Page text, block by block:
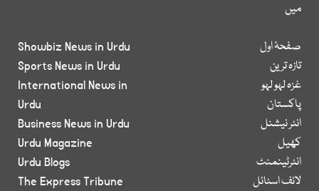
میں
صفحۂ اول
تازہ ترین
غزہ لہو لہو
پاکستان
انٹر نیشنل
کھیل
انٹرٹینمنٹ
لائف اسٹائل
Showbiz News in Urdu
Sports News in Urdu
International News in
Urdu
Business News in Urdu
Urdu Magazine
Urdu Blogs
The Express Tribune